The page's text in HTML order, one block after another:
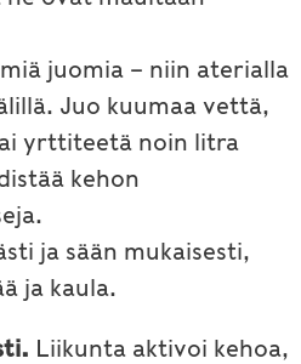
juomia – niin aterialla
Juo kuumaa vettä,
yrttiteetä noin litra
kehon
ja sään mukaisesti,
ja kaula.
Liikunta aktivoi kehoa,